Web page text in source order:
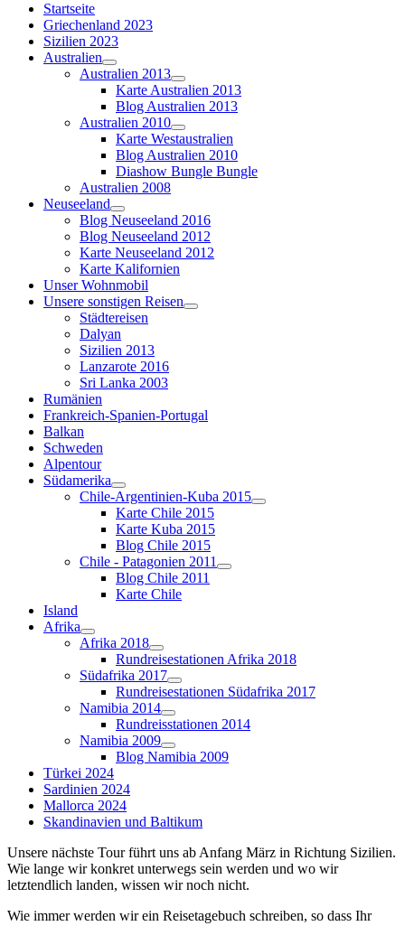
Startseite
Griechenland 2023
Sizilien 2023
Australien
Australien 2013
Karte Australien 2013
Blog Australien 2013
Australien 2010
Karte Westaustralien
Blog Australien 2010
Diashow Bungle Bungle
Australien 2008
Neuseeland
Blog Neuseeland 2016
Blog Neuseeland 2012
Karte Neuseeland 2012
Karte Kalifornien
Unser Wohnmobil
Unsere sonstigen Reisen
Städtereisen
Dalyan
Sizilien 2013
Lanzarote 2016
Sri Lanka 2003
Rumänien
Frankreich-Spanien-Portugal
Balkan
Schweden
Alpentour
Südamerika
Chile-Argentinien-Kuba 2015
Karte Chile 2015
Karte Kuba 2015
Blog Chile 2015
Chile - Patagonien 2011
Blog Chile 2011
Karte Chile
Island
Afrika
Afrika 2018
Rundreisestationen Afrika 2018
Südafrika 2017
Rundreisestationen Südafrika 2017
Namibia 2014
Rundreisstationen 2014
Namibia 2009
Blog Namibia 2009
Türkei 2024
Sardinien 2024
Mallorca 2024
Skandinavien und Baltikum
Unsere nächste Tour führt uns ab Anfang März in Richtung Sizilien.
Wie lange wir konkret unterwegs sein werden und wo wir
letztendlich landen, wissen wir noch nicht.
Wie immer werden wir ein Reisetagebuch schreiben, so dass Ihr